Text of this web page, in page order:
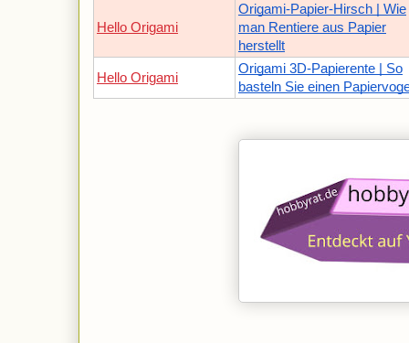
Hello Origami
Origami-Papier-Hirsch | Wie
man Rentiere aus Papier
herstellt
Hello Origami
Origami 3D-Papierente | So
basteln Sie einen